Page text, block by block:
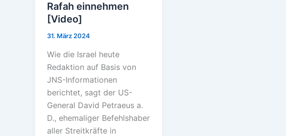
Rafah einnehmen
[Video]
31. März 2024
Wie die Israel heute
Redaktion auf Basis von
JNS-Informationen
berichtet, sagt der US-
General David Petraeus a.
D., ehemaliger Befehlshaber
aller Streitkräfte in